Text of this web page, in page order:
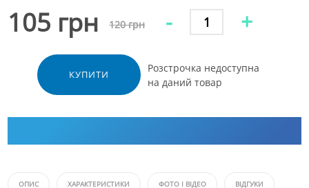
120 грн
105 грн - +
КУПИТИ
Розстрочка недоступна
на даний товар
ОПИС ХАРАКТЕРИСТИКИ ФОТО І ВІДЕО ВІДГУКИ